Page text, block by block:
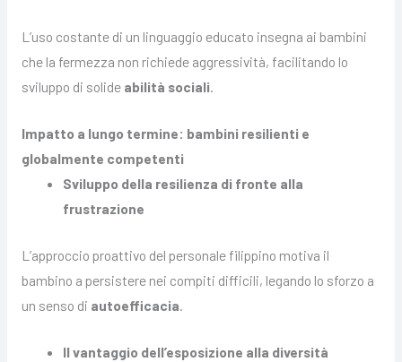
L’uso costante di un linguaggio educato insegna ai bambini
che la fermezza non richiede aggressività, facilitando lo
sviluppo di solide abilità sociali.
Impatto a lungo termine: bambini resilienti e
globalmente competenti
Sviluppo della resilienza di fronte alla
frustrazione
L’approccio proattivo del personale filippino motiva il
bambino a persistere nei compiti difficili, legando lo sforzo a
un senso di autoefficacia
Il vantaggio dell’esposizione alla diversità